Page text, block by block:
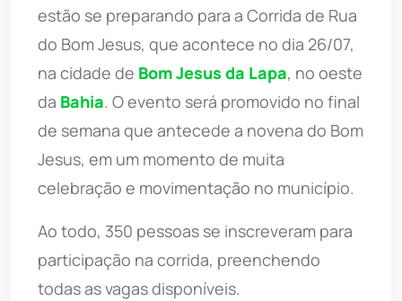
estão se preparando para a Corrida de Rua
do Bom Jesus, que acontece no dia 26/07,
na cidade de Bom Jesus da Lapa, no oeste
da Bahia. O evento será promovido no final
de semana que antecede a novena do Bom
Jesus, em um momento de muita
celebração e movimentação no município.
Ao todo, 350 pessoas se inscreveram para
participação na corrida, preenchendo
todas as vagas disponíveis.